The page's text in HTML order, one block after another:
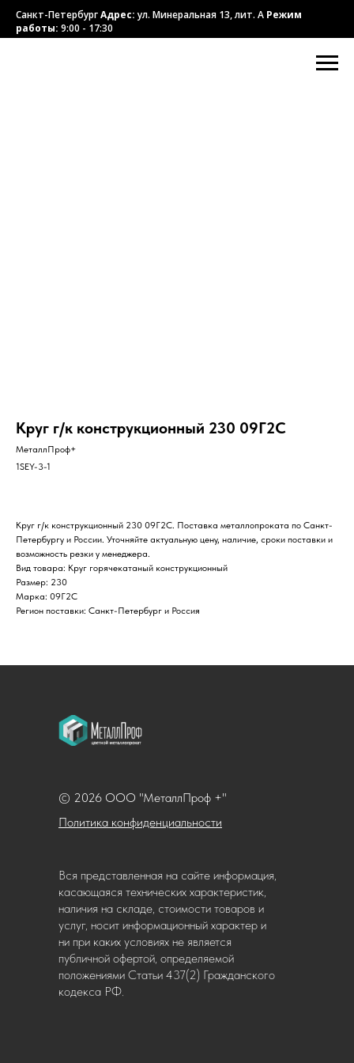
Санкт-ПетербургАдрес:ул. Минеральная 13, лит. А Режим
работы: 9:00 - 17:30
Круг г/к конструкционный 230 09Г2С
МеталлПроф+
1SEY-3-1
Круг г/к конструкционный 230 09Г2С. Поставка металлопроката по Санкт-
Петербургу и России. Уточняйте актуальную цену, наличие, сроки поставки и
возможность резки у менеджера.
Вид товара: Круг горячекатаный конструкционный
Размер: 230
Марка: 09Г2С
Регион поставки: Санкт-Петербург и Россия
Политика конфиденциальности
© 2026 ООО "МеталлПроф +"
Вся представленная на сайте информация,
касающаяся технических характеристик,
наличия на складе, стоимости товаров и
услуг, носит информационный характер и
ни при каких условиях не является
публичной офертой, определяемой
положениями Статьи 437(2) Гражданского
кодекса РФ.